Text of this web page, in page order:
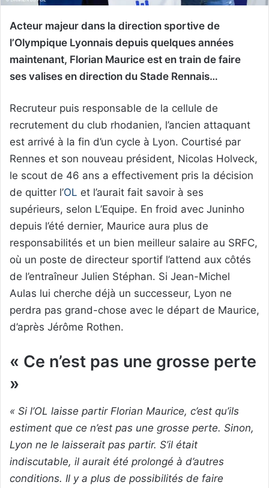
Acteur majeur dans la direction sportive de
l’Olympique Lyonnais depuis quelques années
maintenant, Florian Maurice est en train de faire
ses valises en direction du Stade Rennais…
Recruteur puis responsable de la cellule de
recrutement du club rhodanien, l’ancien attaquant
est arrivé à la fin d’un cycle à Lyon. Courtisé par
Rennes et son nouveau président, Nicolas Holveck,
le scout de 46 ans a effectivement pris la décision
de quitter l’OL et l’aurait fait savoir à ses
supérieurs, selon L’Equipe. En froid avec Juninho
depuis l’été dernier, Maurice aura plus de
responsabilités et un bien meilleur salaire au SRFC,
où un poste de directeur sportif l’attend aux côtés
de l’entraîneur Julien Stéphan. Si Jean-Michel
Aulas lui cherche déjà un successeur, Lyon ne
perdra pas grand-chose avec le départ de Maurice,
d’après Jérôme Rothen.
« Ce n’est pas une grosse perte
»
« Si l’OL laisse partir Florian Maurice, c’est qu’ils
estiment que ce n’est pas une grosse perte. Sinon,
Lyon ne le laisserait pas partir. S’il était
indiscutable, il aurait été prolongé à d’autres
conditions. Il y a plus de possibilités de faire